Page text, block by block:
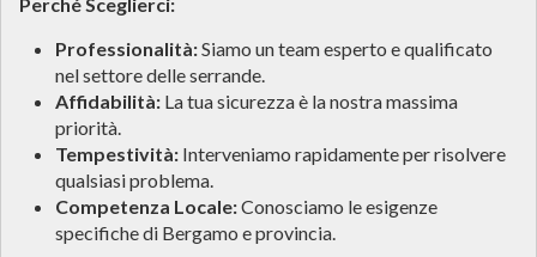
Professionalità:Siamo un team esperto e qualificato
nel settore delle serrande.
Affidabilità: La tua sicurezza è la nostra massima
priorità.
Tempestività: Interveniamo rapidamente per risolvere
qualsiasi problema.
Competenza Locale:Conosciamo le esigenze
specifiche di Bergamo e provincia.